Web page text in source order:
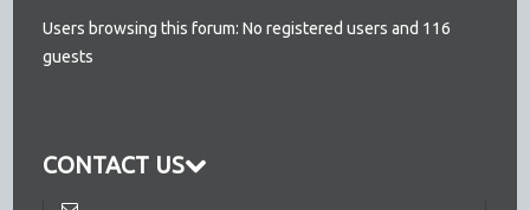
Users browsing this forum: No registered users and 116
guests
CONTACT US